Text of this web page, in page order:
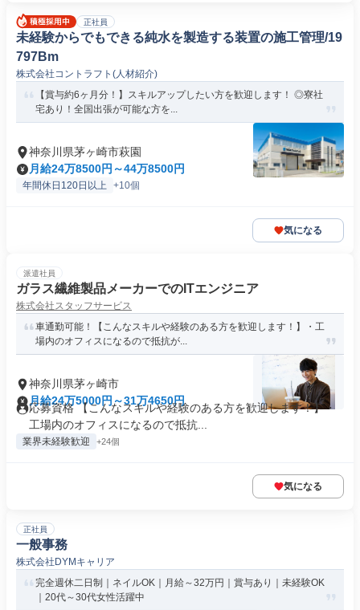
正社員
未経験からでもできる純水を製造する装置の施工管理/19
797Bm
株式会社コントラフト(人材紹介)
【賞与約6ヶ月分！】スキルアップしたい方を歓迎します！ ◎寮社
宅あり！全国出張が可能な方を...
神奈川県茅ヶ崎市萩園
月給24万8500円～44万8500円
年間休日120日以上 +10個
気になる
派遣社員
ガラス繊維製品メーカーでのITエンジニア
株式会社スタッフサービス
車通勤可能！【こんなスキルや経験のある方を歓迎します！】・工
場内のオフィスになるので抵抗が...
神奈川県茅ヶ崎市
月給24万5000円～31万4650円
応募資格 【こんなスキルや経験のある方を歓迎します！】・
工場内のオフィスになるので抵抗...
業界未経験歓迎 +24個
気になる
正社員
一般事務
株式会社DYMキャリア
完全週休二日制｜ネイルOK｜月給～32万円｜賞与あり｜未経験OK
｜20代～30代女性活躍中